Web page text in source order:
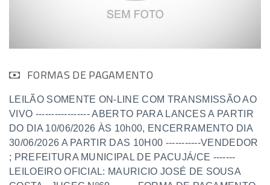
FORMAS DE PAGAMENTO
LEILÃO SOMENTE ON-LINE COM TRANSMISSÃO AO
VIVO ----------------- ABERTO PARA LANCES A PARTIR
DO DIA 10/06/2026 ÀS 10h00, ENCERRAMENTO DIA
30/06/2026 A PARTIR DAS 10H00 -----------VENDEDOR
; PREFEITURA MUNICIPAL DE PACUJÁ/CE -------
LEILOEIRO OFICIAL: MAURICIO JOSÉ DE SOUSA